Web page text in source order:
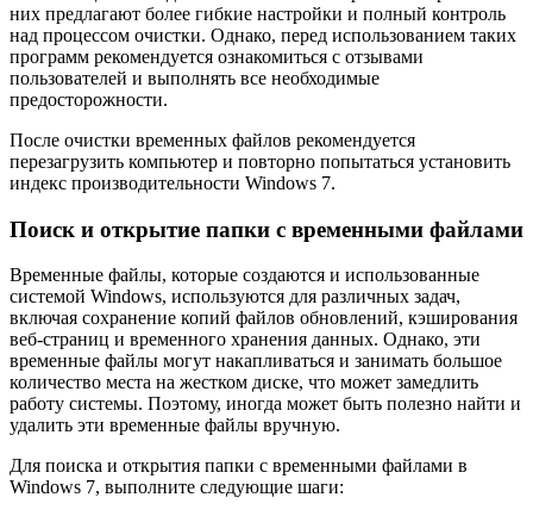
них предлагают более гибкие настройки и полный контроль
над процессом очистки. Однако, перед использованием таких
программ рекомендуется ознакомиться с отзывами
пользователей и выполнять все необходимые
предосторожности.
После очистки временных файлов рекомендуется
перезагрузить компьютер и повторно попытаться установить
индекс производительности Windows 7.
Поиск и открытие папки с временными файлами
Временные файлы, которые создаются и использованные
системой Windows, используются для различных задач,
включая сохранение копий файлов обновлений, кэширования
веб-страниц и временного хранения данных. Однако, эти
временные файлы могут накапливаться и занимать большое
количество места на жестком диске, что может замедлить
работу системы. Поэтому, иногда может быть полезно найти и
удалить эти временные файлы вручную.
Для поиска и открытия папки с временными файлами в
Windows 7, выполните следующие шаги: